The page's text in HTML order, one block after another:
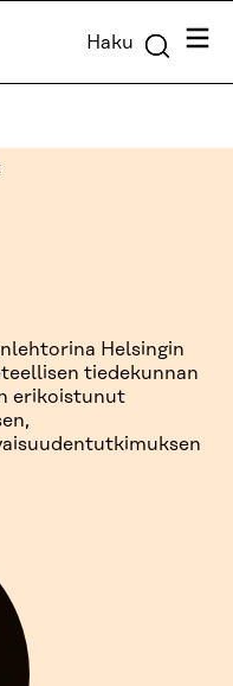
Haku
Helsingin
tiedekunnan
erikoistunut